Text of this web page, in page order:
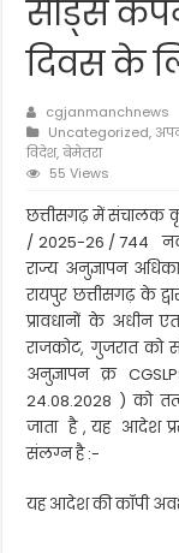
सीड्स
दिवस के
cgjanmanchnews
Uncategorized,
विदेश,बेमेतरा
55 Views
छत्तीसगढ़ में संचालक
/ 2025-26 / 744
राज्य अनुज्ञापन
रायपुर छत्तीसगढ़ के
प्रावधानों के अधीन
राजकोट, गुजरात को
अनुज्ञापन क्र
24.08.2028 ) को
जाता है , यह आदेश
संलग्न है :-
यह आदेश की कॉपी